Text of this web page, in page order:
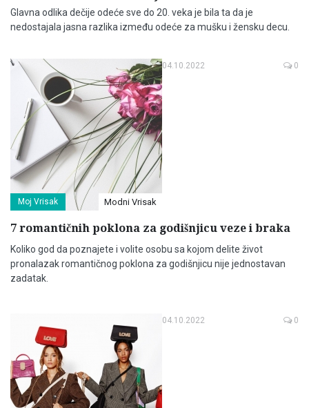
Glavna odlika dečije odeće sve do 20. veka je bila ta da je
nedostajala jasna razlika između odeće za mušku i žensku decu.
Moj Vrisak Modni Vrisak
04.10.2022 0
7 romantičnih poklona za godišnjicu veze i braka
Koliko god da poznajete i volite osobu sa kojom delite život
pronalazak romantičnog poklona za godišnjicu nije jednostavan
zadatak.
04.10.2022 0